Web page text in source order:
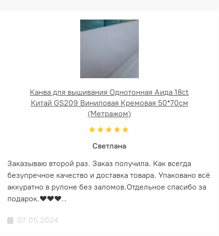
Канва для вышивания Однотонная Аида 18ct
Китай GS209 Виниловая Кремовая 50*70см
(Метражом)
Светлана
Заказываю второй раз. Заказ получила. Как всегда
безупречное качество и доставка товара. Упаковано всё
аккуратно в рулоне без заломов.Отдельное спасибо за
подарок.❤️❤️❤️..
07.05.2024